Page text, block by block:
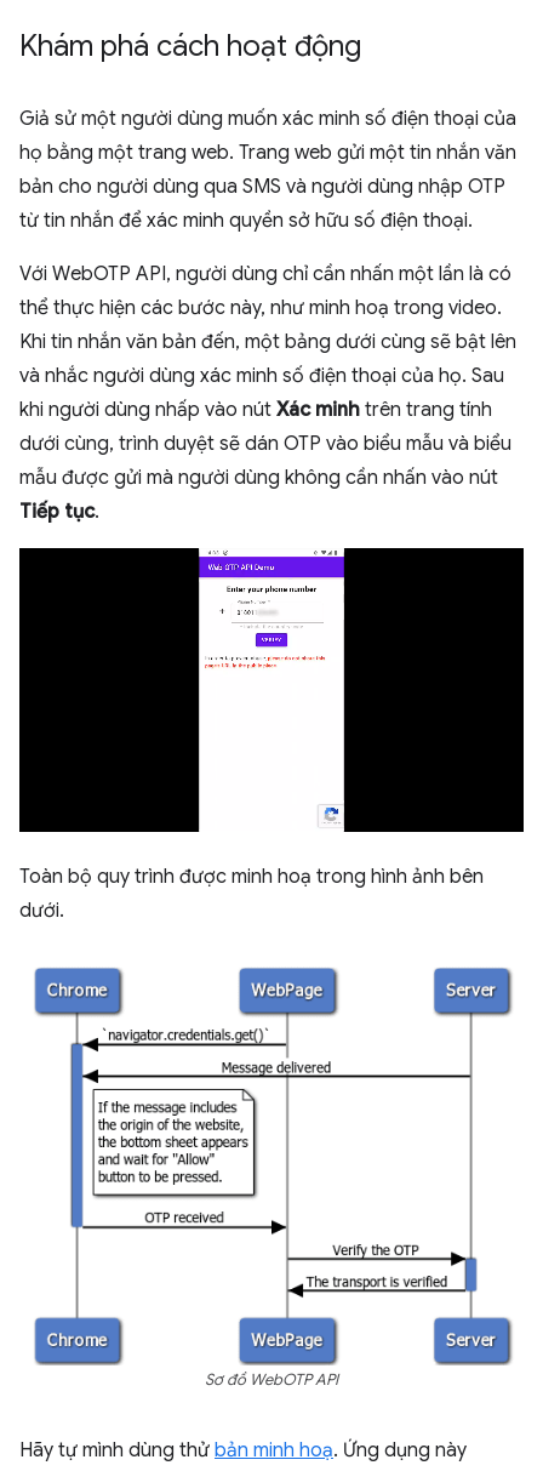
Khám phá cách hoạt động
Giả sử một người dùng muốn xác minh số điện thoại của
họ bằng một trang web. Trang web gửi một tin nhắn văn
bản cho người dùng qua SMS và người dùng nhập OTP
từ tin nhắn để xác minh quyền sở hữu số điện thoại.
Với WebOTP API, người dùng chỉ cần nhấn một lần là có
thể thực hiện các bước này, như minh hoạ trong video.
Khi tin nhắn văn bản đến, một bảng dưới cùng sẽ bật lên
và nhắc người dùng xác minh số điện thoại của họ. Sau
khi người dùng nhấp vào nút Xác minh trên trang tính
dưới cùng, trình duyệt sẽ dán OTP vào biểu mẫu và biểu
mẫu được gửi mà người dùng không cần nhấn vào nút
Tiếp tục.
Toàn bộ quy trình được minh hoạ trong hình ảnh bên
dưới.
Sơ đồ WebOTP API
Hãy tự mình dùng thử bản minh hoạ. Ứng dụng này